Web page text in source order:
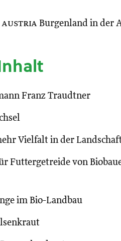
austria Burgenland in der
Franz Traudtner
Vielfalt in der
Futtergetreide von
im Bio-Landbau